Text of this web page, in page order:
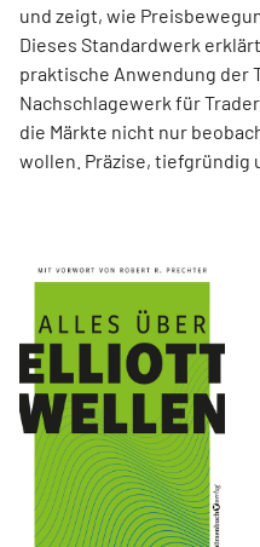
und zeigt, wie
Dieses Standardwerk
praktische Anwendung der
Nachschlagewerk für
die Märkte nicht nur
wollen. Präzise, tiefgründig